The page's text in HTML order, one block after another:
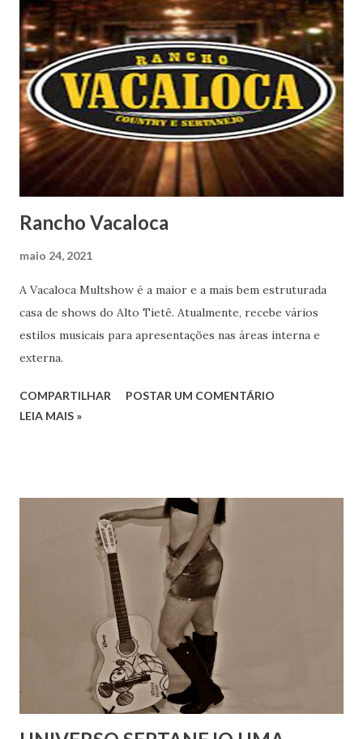
Rancho Vacaloca
maio 24, 2021
A Vacaloca Multshow é a maior e a mais bem estruturada
casa de shows do Alto Tietê. Atualmente, recebe vários
estilos musicais para apresentações nas áreas interna e
externa.
COMPARTILHAR
POSTAR UM COMENTÁRIO
LEIA MAIS »